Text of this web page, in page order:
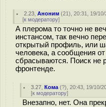
2.23 ,Аноним (21), 20:31, 19/
[к модератору]
А плерома то точно не
инстансом, так вечно
открытый профиль, или
человека, а сообщения
сбрасываются. Поиск не
фронтенде.
3.27 ,Кома (?), 20:43, 19/10/
[к модератору]
Внезапно, нет. Она